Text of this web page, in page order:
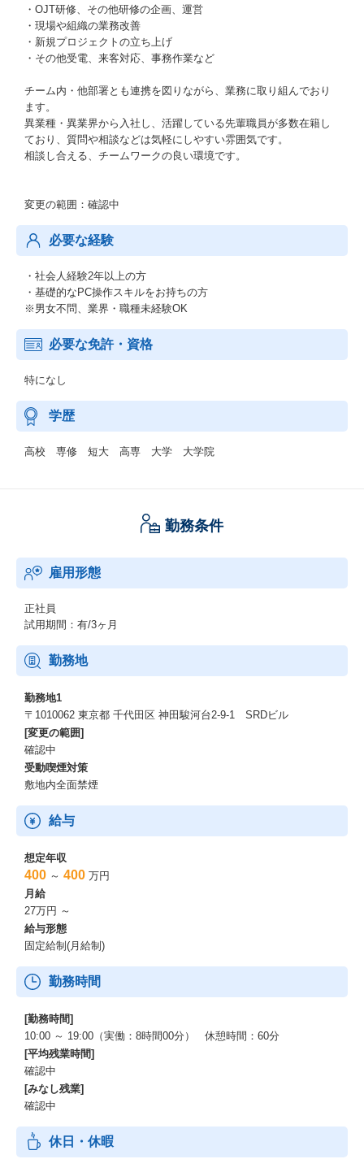
・OJT研修、その他研修の企画、運営
・現場や組織の業務改善
・新規プロジェクトの立ち上げ
・その他受電、来客対応、事務作業など
チーム内・他部署とも連携を図りながら、業務に取り組んでおり
ます。
異業種・異業界から入社し、活躍している先輩職員が多数在籍し
ており、質問や相談などは気軽にしやすい雰囲気です。
相談し合える、チームワークの良い環境です。
変更の範囲：確認中
必要な経験
・社会人経験2年以上の方
・基礎的なPC操作スキルをお持ちの方
※男女不問、業界・職種未経験OK
必要な免許・資格
特になし
学歴
高校 専修 短大 高専 大学 大学院
勤務条件
雇用形態
正社員
試用期間：有/3ヶ月
勤務地
勤務地1
〒1010062 東京都 千代田区 神田駿河台2-9-1 SRDビル
[変更の範囲]
確認中
受動喫煙対策
敷地内全面禁煙
給与
想定年収
400 ～ 400 万円
月給
27万円 ～
給与形態
固定給制(月給制)
勤務時間
[勤務時間]
10:00 ～ 19:00（実働：8時間00分） 休憩時間：60分
[平均残業時間]
確認中
[みなし残業]
確認中
休日・休暇